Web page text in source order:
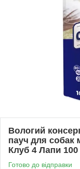
Вологий
пауч для собак
Клуб 4 Лапи 100
Готово до відправки